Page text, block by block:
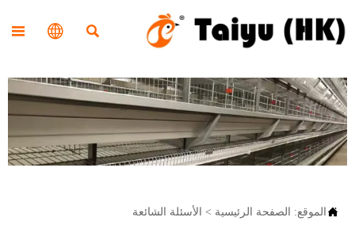



 الموقع: الصفحة الرئيسية > الأسئلة الشائعة